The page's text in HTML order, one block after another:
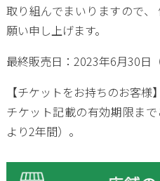
取り組んでまいりますので
願い申し上げます。
最終販売日：2023年6月30日（
【チケットをお持ちのお客様】
チケット記載の有効期限ま
より2年間）。